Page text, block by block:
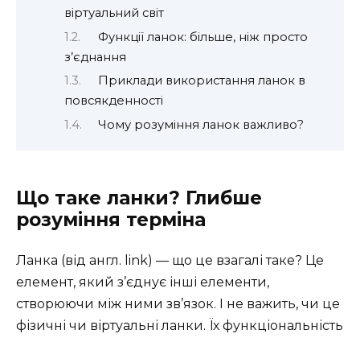
віртуальний світ
Функції ланок: більше, ніж просто
з’єднання
Приклади використання ланок в
повсякденності
Чому розуміння ланок важливо?
Що таке ланки? Глибше
розуміння терміна
Ланка (від англ. link) — що це взагалі таке? Це
елемент, який з’єднує інші елементи,
створюючи між ними зв’язок. І не важить, чи це
фізичні чи віртуальні ланки. Їх функціональність